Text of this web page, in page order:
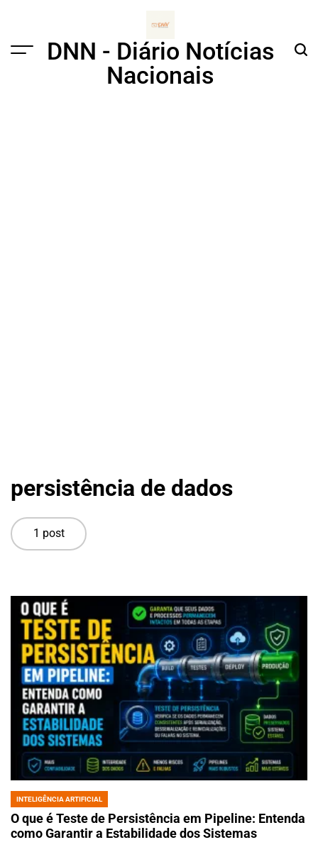
Menu
DNN - Diário Notícias
Nacionais
persistência de dados
1 post
POSTED
IN
INTELIGÊNCIA ARTIFICIAL
O que é Teste de Persistência em Pipeline: Entenda
como Garantir a Estabilidade dos Sistemas